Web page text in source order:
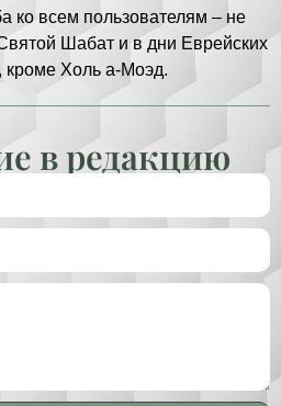
ко всем пользователям – не
Шабат и в дни Еврейских
кроме Холь а-Моэд.
в редакцию